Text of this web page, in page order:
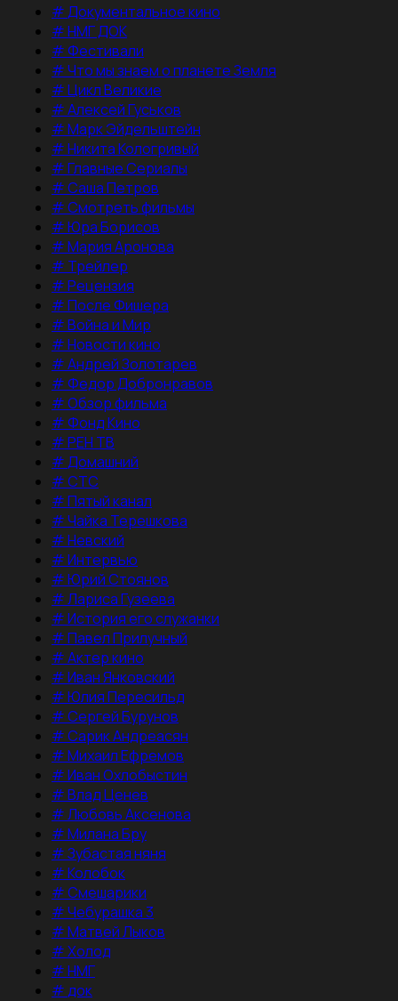
#Документальное кино
#НМГ ДОК
#Фестивали
#Что мы знаем о планете Земля
#Цикл Великие
#Алексей Гуськов
#Марк Эйдельштейн
#Никита Кологривый
#Главные Сериалы
#Саша Петров
#Смотреть фильмы
#Юра Борисов
#Мария Аронова
# Трейлер
#Рецензия
#После Фишера
#Война и Мир
#Новости кино
#Андрей Золотарев
#Федор Добронравов
#Обзор фильма
#Фонд Кино
#РЕН ТВ
#Домашний
#СТС
#Пятый канал
#Чайка Терешкова
#Невский
#Интервью
#Юрий Стоянов
#Лариса Гузеева
#История его служанки
#Павел Прилучный
#Актер кино
#Иван Янковский
#Юлия Пересильд
#Сергей Бурунов
#Сарик Андреасян
#Михаил Ефремов
#Иван Охлобыстин
#Влад Ценев
#Любовь Аксенова
#Милана Бру
#Зубастая няня
#Колобок
#Смешарики
#Чебурашка 3
#Матвей Лыков
#Холод
#НМГ
#док